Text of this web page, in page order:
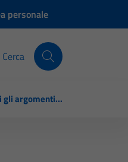
personale
Cerca
gli argomenti...